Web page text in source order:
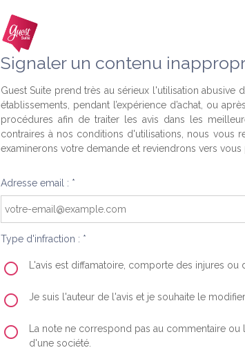
Signaler un contenu
Guest Suite prend très au sérieux l'utilisation abusive
établissements, pendant l’expérience d’achat, ou
procédures afin de traiter les avis dans les
contraires à nos conditions d'utilisations, nous vous
examinerons votre demande et reviendrons vers
Adresse email : *
Type d'infraction : *
L'avis est diffamatoire, comporte des injures ou
Je suis l'auteur de l'avis et je souhaite le
La note ne correspond pas au commentaire
d'une société.